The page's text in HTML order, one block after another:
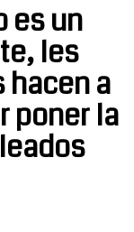
es un
les
hacen a
poner la